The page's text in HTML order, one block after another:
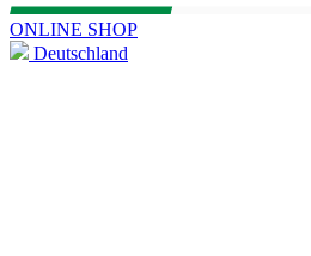
ONLINE SHOP
Deutschland